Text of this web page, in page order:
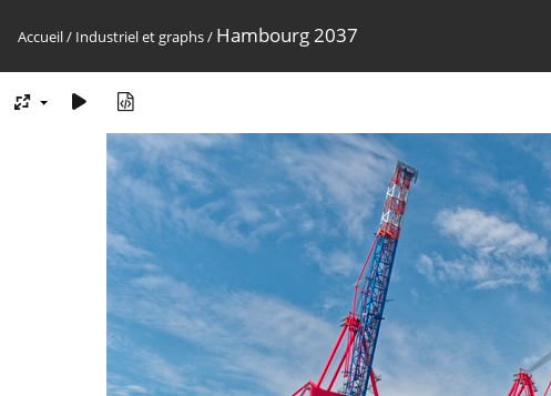
Accueil/ Industriel et graphs/ Hambourg 2037